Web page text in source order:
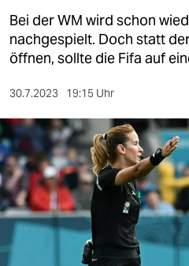
kultur
sport
berlin
nord
wahrheit
verlag
verlag
veranstaltungen
Bei der WM wird schon
nachgespielt. Doch statt
öffnen, sollte die Fifa auf
30.7.2023 19:15 Uhr